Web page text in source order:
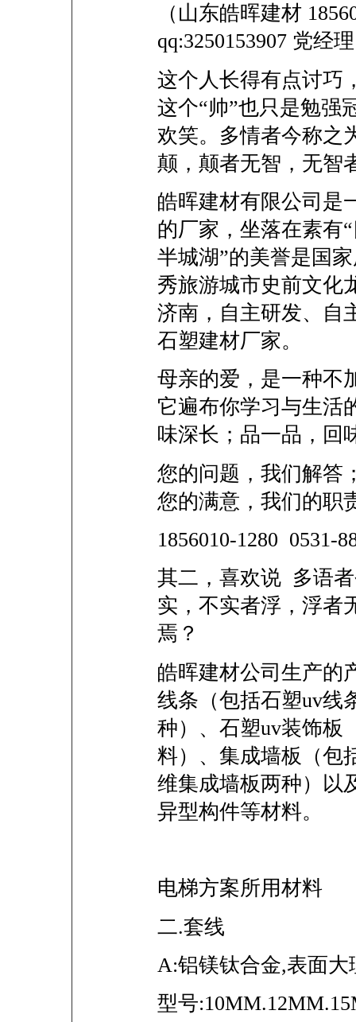
（山东皓晖建材
qq:3250153907 党经
这个人长得有点讨巧
这个“帅”也只是勉强
欢笑。多情者今称之
颠，颠者无智，无智
皓晖建材有限公司是
的厂家，坐落在素有
半城湖”的美誉是国
秀旅游城市史前文化
济南，自主研发、自
石塑建材厂家。
母亲的爱，是一种不
它遍布你学习与生活
味深长；品一品，
您的问题，我们解答
您的满意，我们的职
1856010-1280 0531-
其二，喜欢说 多语
实，不实者浮，浮者
焉？
皓晖建材公司生产的
线条（包括石塑uv线
种）、石塑uv装饰板
料）、集成墙板（包
维集成墙板两种）以
异型构件等材料。
电梯方案所用材料
二.套线
A:铝镁钛合金,表面
型号